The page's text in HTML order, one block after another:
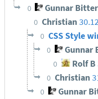
0 Gunnar
0 Christian
0 CSS Style
0 Gunnar
0 Rolf B
0 Christian
0 Gunnar